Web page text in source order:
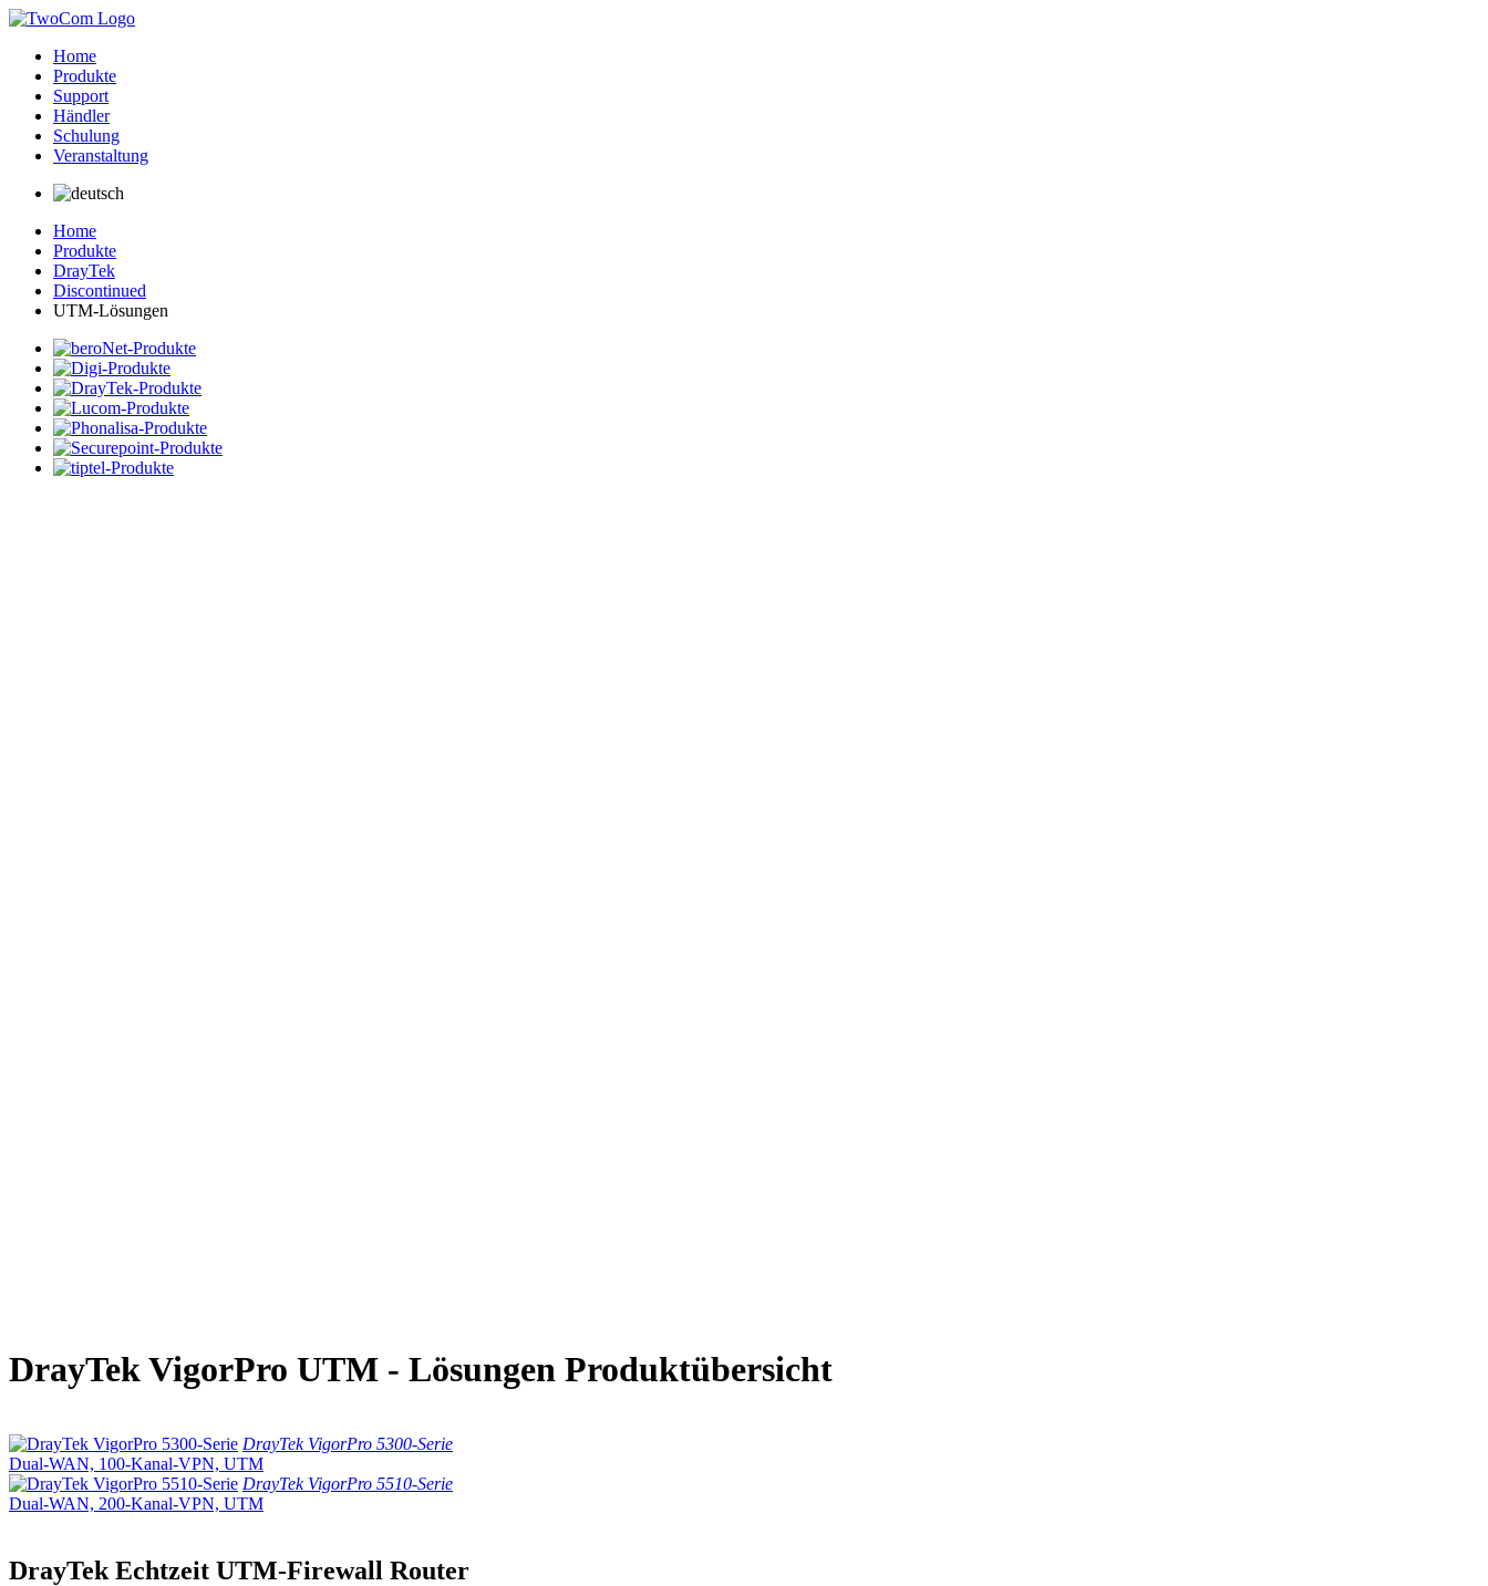
Home
Produkte
Support
Händler
Schulung
Veranstaltung
Home
Produkte
DrayTek
Discontinued
UTM-Lösungen
DrayTek VigorPro UTM - Lösungen Produktübersicht
DrayTek VigorPro 5300-Serie
Dual-WAN, 100-Kanal-VPN, UTM
DrayTek VigorPro 5510-Serie
Dual-WAN, 200-Kanal-VPN, UTM
DrayTek Echtzeit UTM-Firewall Router